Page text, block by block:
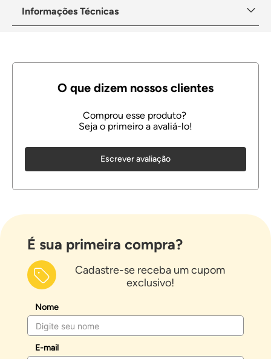
Informações Técnicas
Escrever avaliação
É sua primeira compra?
Cadastre-se receba um cupom
exclusivo!
Nome
E-mail